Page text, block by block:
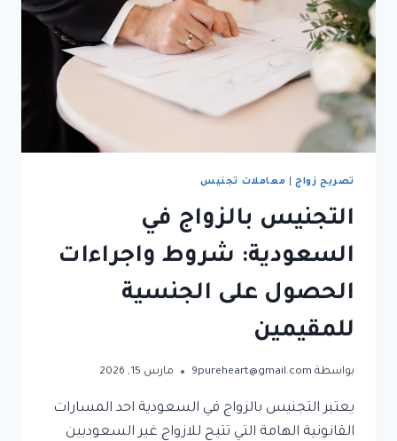
تصريح زواج| معاملات تجنيس
التجنيس بالزواج في
السعودية: شروط واجراءات
الحصول على الجنسية
للمقيمين
بواسطة 9pureheart@gmail.com مارس 15, 2026
يعتبر التجنيس بالزواج في السعودية احد المسارات
القانونية الهامة التي تتيح للازواج غير السعوديين